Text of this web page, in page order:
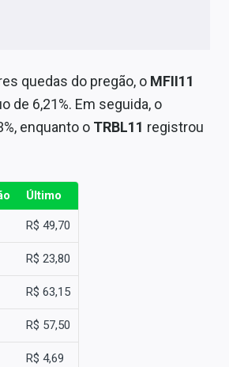
quedas do pregão, o MFII11
de 6,21%. Em seguida, o
enquanto o TRBL11 registrou
Último
R$ 49,70
R$ 23,80
R$ 63,15
R$ 57,50
R$ 4,69